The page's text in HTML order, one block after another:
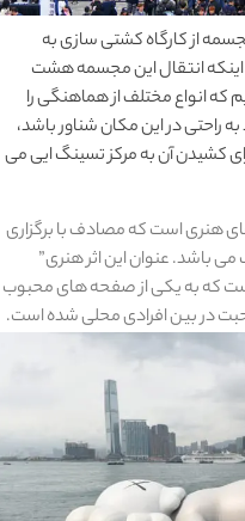
ها
سرزمین موج های آبی
مشهد
1404-03-15
شهر چادگان اصفهان
1403-06-13
15 غذای کره ای
1402-02-14
معرفی بکرترین